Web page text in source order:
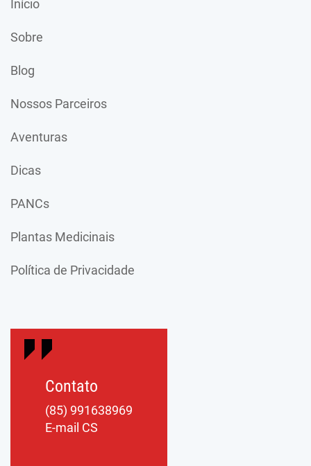
Início
Sobre
Blog
Nossos Parceiros
Aventuras
Dicas
PANCs
Plantas Medicinais
Política de Privacidade
Contato
(85) 991638969
E-mail CS